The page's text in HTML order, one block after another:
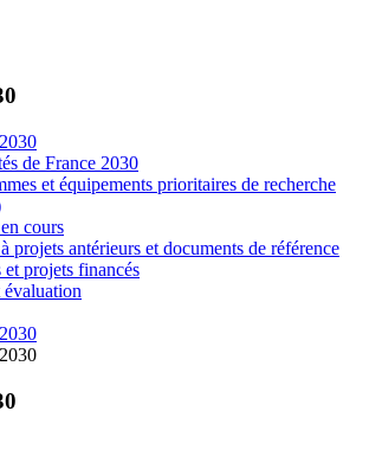
de France 2030
et équipements prioritaires de recherche
cours
projets antérieurs et documents de référence
projets financés